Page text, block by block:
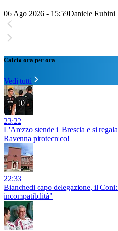
06 Ago 2026 - 15:59Daniele Rubini
Calcio ora per ora
Vedi tutti
23:22
L'Arezzo stende il Brescia e si
Ravenna pirotecnico!
22:33
Bianchedi capo delegazione, il
incompatibilità"